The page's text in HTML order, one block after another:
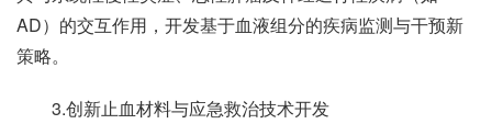
AD）的交互作用，开发基于血液组分的疾病监测与干预新
策略。
3.创新止血材料与应急救治技术开发